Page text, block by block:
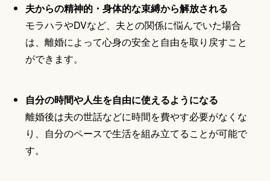
夫からの精神的・身体的な束縛から解放される
モラハラやDVなど、夫との関係に悩んでいた場合
は、離婚によって心身の安全と自由を取り戻すこと
ができます。
自分の時間や人生を自由に使えるようになる
離婚後は夫の世話などに時間を費やす必要がなくな
り、自分のペースで生活を組み立てることが可能で
す。